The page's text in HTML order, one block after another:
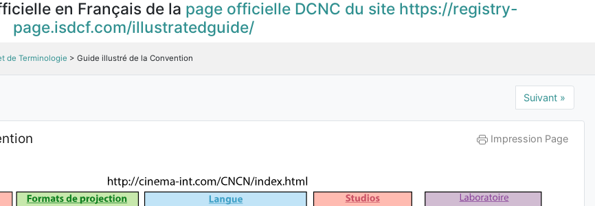
en Français de la page officielle DCNC du site https://registry-
page.isdcf.com/illustratedguide/
de Terminologie > Guide illustré de la Convention
Suivant »
Impression Page